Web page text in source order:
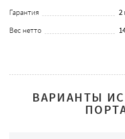
Гарантия
2
Вес нетто
ВАРИАНТЫ